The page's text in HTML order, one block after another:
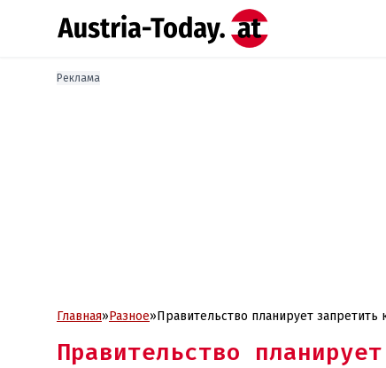
Реклама
Главная»Разное»Правительство планирует запретить
Правительство